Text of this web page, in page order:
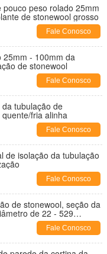
peso rolado 25mm
de stonewool grosso
Fale Conosco
25mm - 100mm da
de stonewool
Fale Conosco
tubulação de
fria alinha
Fale Conosco
de isolação da tubulação
Fale Conosco
de stonewool, seção da
de 22 - 529
Fale Conosco